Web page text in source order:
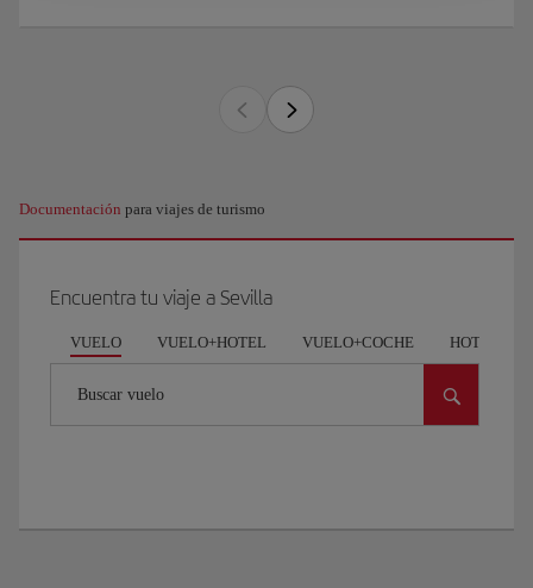
Documentación para viajes de turismo
Encuentra tu viaje a Sevilla
VUELO VUELO+HOTEL VUELO+COCHE HOTEL
Buscar vuelo